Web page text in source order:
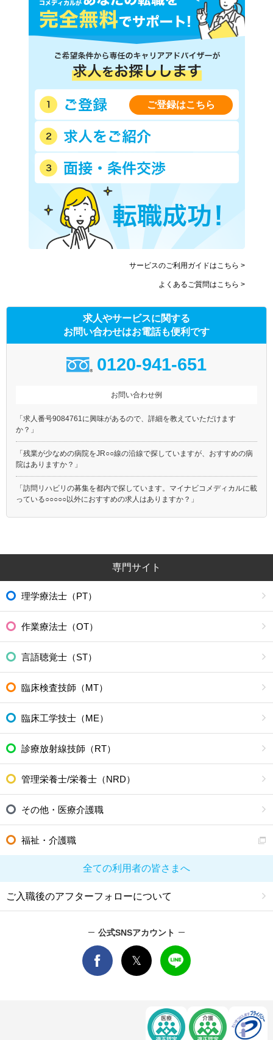
ＪＲ京葉線(東京－蘇我)
ＪＲ中央本線(東京－松本)
ＪＲ湘南新宿ライン線(赤羽
－武蔵小杉)
西武池袋線
西武有楽町線
西武豊島線
西武国分寺線
西武多摩湖線
西武多摩川線
西武拝島線
西武西武園線
西武山口線
京王線
京王相模原線
京王井の頭線
京王高尾線
京王競馬場線
京王動物園線
小田急小田原線
小田急多摩線
東急目黒線
東急田園都市線
東急大井町線
東急池上線
東急多摩川線
東急世田谷線
京急本線
東武亀戸線
京成本線
東京メトロ銀座線
東京メトロ丸ノ内線(池袋－
荻窪)
東京メトロ日比谷線
東京メトロ東西線
東京メトロ千代田線
東京メトロ有楽町線
都営大江戸線
都営新宿線
つくばエクスプレス
多摩モノレール
東京モノレール
東京臨海高速鉄道りんかい線
北総鉄道北総線
ご登録はこちら
サービスのご利用ガイドはこちら >
よくあるご質問はこちら >
求人やサービスに関する
お問い合わせはお電話も便利です
0120-941-651
お問い合わせ例
「求人番号9084761に興味があるので、詳細を教えていただけます
か？」
「残業が少なめの病院をJR○○線の沿線で探していますが、おすすめの病
院はありますか？」
「訪問リハビリの募集を都内で探しています。マイナビコメディカルに載
っている○○○○○以外におすすめの求人はありますか？」
専門サイト
理学療法士（PT）
作業療法士（OT）
言語聴覚士（ST）
臨床検査技師（MT）
臨床工学技士（ME）
診療放射線技師（RT）
管理栄養士/栄養士（NRD）
その他・医療介護職
福祉・介護職
全ての利用者の皆さまへ
ご入職後のアフターフォローについて
公式SNSアカウント